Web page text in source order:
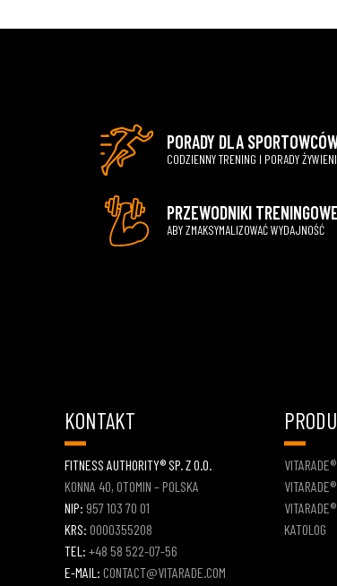
PORADY DLA
CODZIENNY TRENING I PORADY
PRZEWODNIKI TRENINGOWE
ABY ZMAKSYMALIZOWAĆ WYDAJNOŚĆ
KONTAKT
FITNESS AUTHORITY® SP. Z O.O.
KONNA 40, OTOMIN – POLSKA
NIP: 957 103 70 01
KRS: 0000355208
TEL: +48 58 522-07-56
E-MAIL: CONTACT@VITARADE.COM
KATOLOG